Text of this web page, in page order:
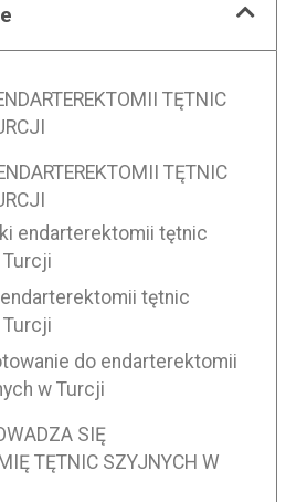
TĘTNIC
TĘTNIC
endarterektomii tętnic
tętnic
do endarterektomii
w Turcji
SIĘ
TĘTNIC SZYJNYCH W